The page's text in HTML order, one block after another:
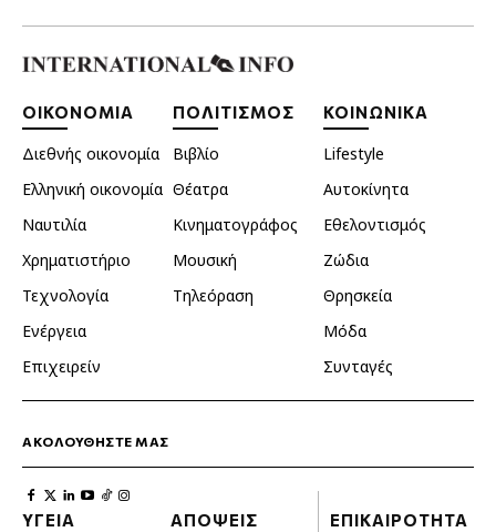
ΟΙΚΟΝΟΜΙΑ
Διεθνής οικονομία
Ελληνική οικονομία
Ναυτιλία
Χρηματιστήριο
Τεχνολογία
Ενέργεια
Επιχειρείν
ΠΟΛΙΤΙΣΜΟΣ
Βιβλίο
Θέατρα
Κινηματογράφος
Μουσική
Τηλεόραση
ΚΟΙΝΩΝΙΚΑ
Lifestyle
Αυτοκίνητα
Εθελοντισμός
Ζώδια
Θρησκεία
Μόδα
Συνταγές
ΑΚΟΛΟΥΘΗΣΤΕ ΜΑΣ
ΥΓΕΙΑ ΑΠΟΨΕΙΣ ΕΠΙΚΑΙΡΟΤΗΤΑ